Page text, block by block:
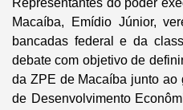
Representantes do poder
Macaíba, Emídio Júnior,
bancadas federal e da
debate com objetivo de
da ZPE de Macaíba junto ao
de Desenvolvimento